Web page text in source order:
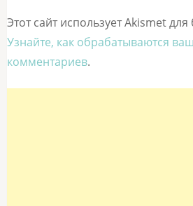
Этот сайт использует Akismet
Узнайте, как обрабатываются
комментариев.